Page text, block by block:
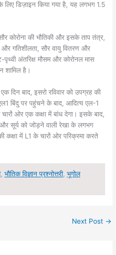
लिए डिज़ाइन किया गया है, यह लगभग 1.5
कोरोना की भौतिकी और इसके ताप तंत्र,
गतिशीलता, सौर वायु वितरण और
पृथ्वी अंतरिक्ष मौसम और कोरोनल मास
शामिल है।
बाद, इसरो रविवार को उपग्रह की
बिंदु पर पहुंचने के बाद, आदित्य एल-1
ओर एक कक्षा में बांध देगा। इसके बाद,
सूर्य को जोड़ने वाली रेखा के लगभग
में L1 के चारों ओर परिक्रमा करते
, भौतिक विज्ञान प्रश्नोत्तरी, भूगोल
Next Post →